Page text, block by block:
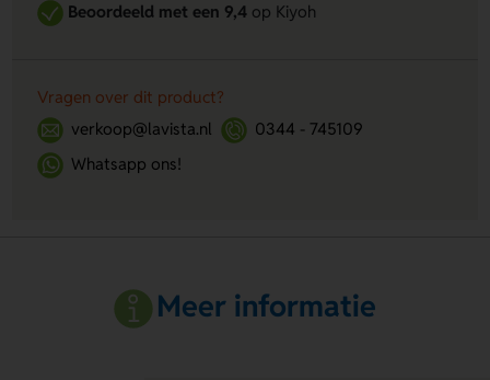
Beoordeeld met een 9,4op Kiyoh
Vragen over dit product?
verkoop@lavista.nl
0344 - 745109
Whatsapp ons!
Meer informatie